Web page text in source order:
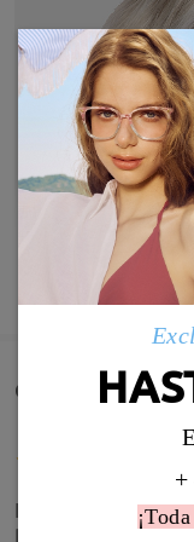
Comentarios de
Llegaron en buen
Perfecta
+